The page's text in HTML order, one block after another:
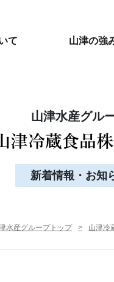
て 山津の強
山津水産グル
新着情報・お知
水産グループトップ 山津冷